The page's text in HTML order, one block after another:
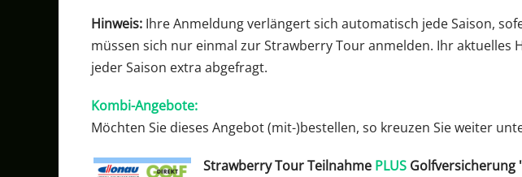
Hinweis: Ihre Anmeldung verlängert sich automatisch jede Saison,
müssen sich nur einmal zur Strawberry Tour anmelden. Ihr
jeder Saison extra abgefragt.
Kombi-Angebote:
Möchten Sie dieses Angebot (mit-)bestellen, so kreuzen Sie weiter
Strawberry Tour Teilnahme PLUS Golfversicherung